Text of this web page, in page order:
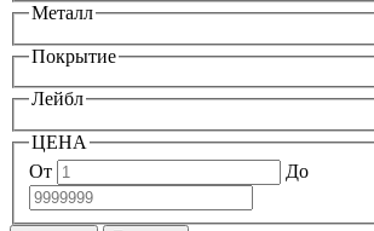
Металл
Покрытие
Лейбл
ЦЕНА
От
До